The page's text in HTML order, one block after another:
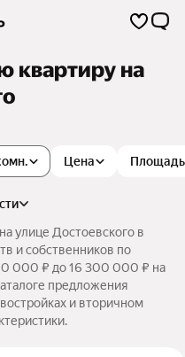
квартиру на
Цена Площадь
улице Достоевского в
и собственников по
000 ₽ до 16 300 000 ₽ на
предложения
и вторичном